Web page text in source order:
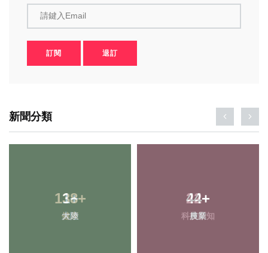
請鍵入Email
訂閱 退訂
新聞分類
138+
健康
22+
科技新知
1+
大陸
44+
農業